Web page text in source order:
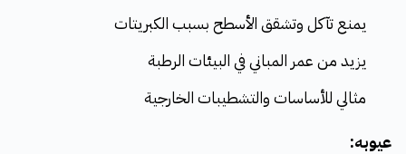
يمنع تآكل وتشقق الأسطح بسبب الكبريتات
يزيد من عمر المباني في البيئات الرطبة
مثالي للأساسات والتشطيبات الخارجية
عيوبه: